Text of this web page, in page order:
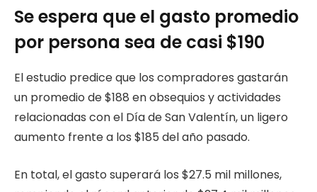
Se espera que el gasto promedio
por persona sea de casi $190
El estudio predice que los compradores gastarán
un promedio de $188 en obsequios y actividades
relacionadas con el Día de San Valentín, un ligero
aumento frente a los $185 del año pasado.
En total, el gasto superará los $27.5 mil millones,